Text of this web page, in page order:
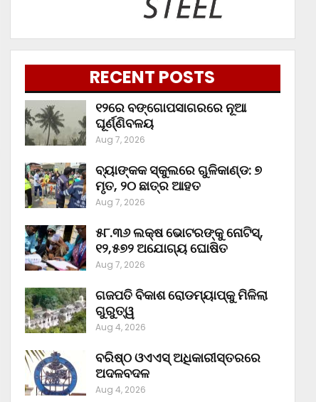
RECENT POSTS
୧୨ରେ ବଙ୍ଗୋପସାଗରରେ ନୂଆ
ଘୂର୍ଣ୍ଣିବଳୟ
Aug 7, 2026
ବ୍ୟାଙ୍କକ ସ୍କୁଲରେ ଗୁଳିକାଣ୍ଡ: ୭
ମୃତ, ୨୦ ଛାତ୍ର ଆହତ
Aug 7, 2026
୫୮.୩୬ ଲକ୍ଷ ଭୋଟରଙ୍କୁ ନୋଟିସ୍‌,
୧୨,୫୭୨ ଅଯୋଗ୍ୟ ଘୋଷିତ
Aug 7, 2026
ଗଜପତି ବିକାଶ ରୋଡମ୍ୟାପ୍‌କୁ ମିଳିଲା
ଗୁରୁତ୍ୱ
Aug 4, 2026
ବରିଷ୍ଠ ଓଏଏସ୍‌ ଅଧିକାରୀସ୍ତରରେ
ଅଦଳବଦଳ
Aug 4, 2026